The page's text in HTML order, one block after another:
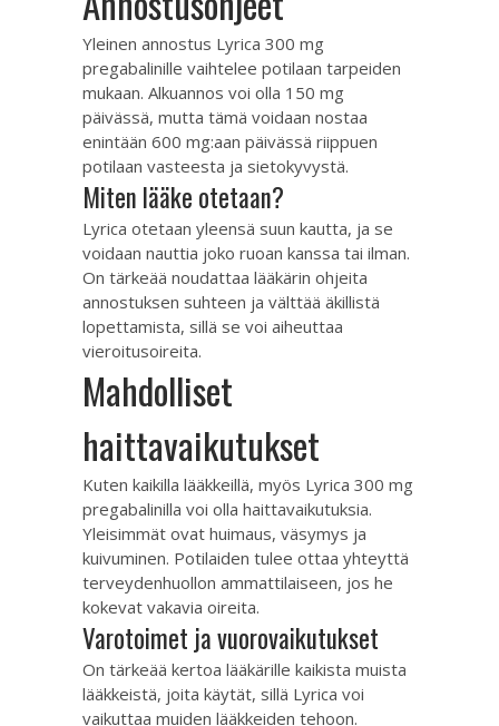
Yleinen annostus Lyrica 300 mg
pregabalinille vaihtelee potilaan tarpeiden
mukaan. Alkuannos voi olla 150 mg
päivässä, mutta tämä voidaan nostaa
enintään 600 mg:aan päivässä riippuen
potilaan vasteesta ja sietokyvystä.
Miten lääke otetaan?
Lyrica otetaan yleensä suun kautta, ja se
voidaan nauttia joko ruoan kanssa tai ilman.
On tärkeää noudattaa lääkärin ohjeita
annostuksen suhteen ja välttää äkillistä
lopettamista, sillä se voi aiheuttaa
vieroitusoireita.
Mahdolliset
haittavaikutukset
Kuten kaikilla lääkkeillä, myös Lyrica 300 mg
pregabalinilla voi olla haittavaikutuksia.
Yleisimmät ovat huimaus, väsymys ja
kuivuminen. Potilaiden tulee ottaa yhteyttä
terveydenhuollon ammattilaiseen, jos he
kokevat vakavia oireita.
Varotoimet ja vuorovaikutukset
On tärkeää kertoa lääkärille kaikista muista
lääkkeistä, joita käytät, sillä Lyrica voi
vaikuttaa muiden lääkkeiden tehoon.